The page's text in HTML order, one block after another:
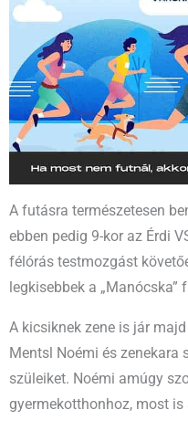
A futásra természetesen
ebben pedig 9-kor az Érdi
félórás testmozgást
legkisebbek a „Manócska”
A kicsiknek zene is jár
Mentsl Noémi és
szüleiket. Noémi amúgy
gyermekotthonhoz, most